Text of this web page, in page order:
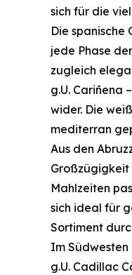
sich für die
Die
jede Phase
zugleich
g.U. Cariñena
wider. Die
mediterran
Aus den
Großzügigkeit
Mahlzeiten
sich ideal für
Sortiment
Im Südwesten
g.U. Cadillac